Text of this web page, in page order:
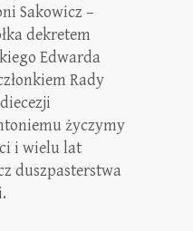
Sakowicz –
dekretem
Edwarda
Rady
życzymy
i wielu lat
duszpasterstwa